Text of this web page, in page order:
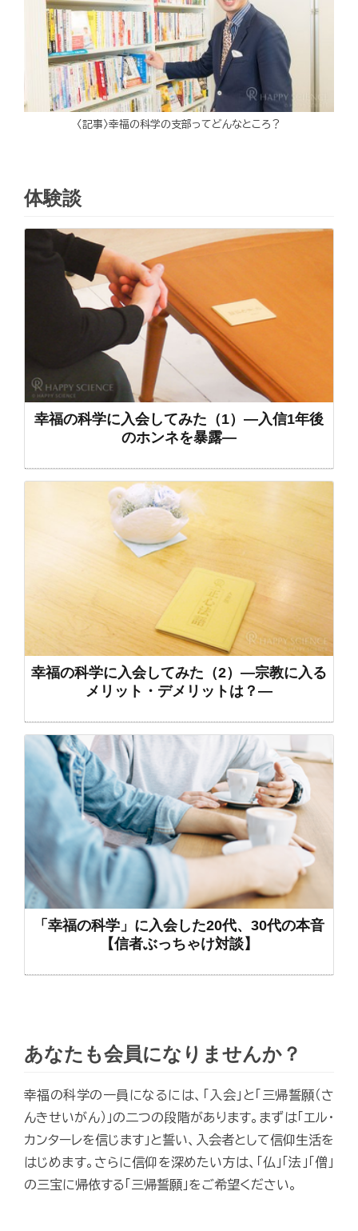
〈記事〉幸福の科学の支部ってどんなところ？
体験談
幸福の科学に入会してみた（1）―入信1年後
のホンネを暴露―
幸福の科学に入会してみた（2）―宗教に入る
メリット・デメリットは？―
「幸福の科学」に入会した20代、30代の本音
【信者ぶっちゃけ対談】
あなたも会員になりませんか？
幸福の科学の一員になるには、「入会」と「三帰誓願（さ
んきせいがん）」の二つの段階があります。まずは「エル・
カンターレを信じます」と誓い、入会者として信仰生活を
はじめます。さらに信仰を深めたい方は、「仏」「法」「僧」
の三宝に帰依する「三帰誓願」をご希望ください。